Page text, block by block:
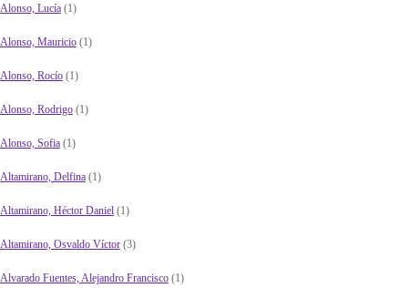
Alonso, Lucía(1)
Alonso, Mauricio(1)
Alonso, Rocío(1)
Alonso, Rodrigo(1)
Alonso, Sofia(1)
Altamirano, Delfina(1)
Altamirano, Héctor Daniel(1)
Altamirano, Osvaldo Víctor(3)
Alvarado Fuentes, Alejandro Francisco(1)